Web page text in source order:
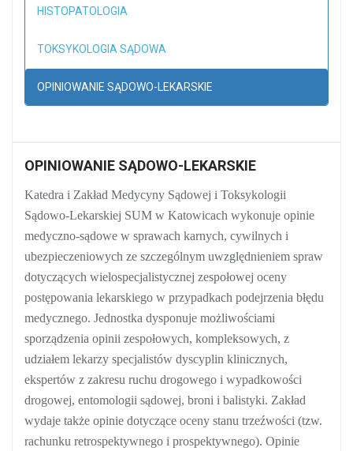
HISTOPATOLOGIA
TOKSYKOLOGIA SĄDOWA
OPINIOWANIE SĄDOWO-LEKARSKIE
OPINIOWANIE SĄDOWO-LEKARSKIE
Katedra i Zakład Medycyny Sądowej i Toksykologii
Sądowo-Lekarskiej SUM w Katowicach wykonuje opinie
medyczno-sądowe w sprawach karnych, cywilnych i
ubezpieczeniowych ze szczególnym uwzględnieniem spraw
dotyczących wielospecjalistycznej zespołowej oceny
postępowania lekarskiego w przypadkach podejrzenia błędu
medycznego. Jednostka dysponuje możliwościami
sporządzenia opinii zespołowych, kompleksowych, z
udziałem lekarzy specjalistów dyscyplin klinicznych,
ekspertów z zakresu ruchu drogowego i wypadkowości
drogowej, entomologii sądowej, broni i balistyki. Zakład
wydaje także opinie dotyczące oceny stanu trzeźwości (tzw.
rachunku retrospektywnego i prospektywnego). Opinie